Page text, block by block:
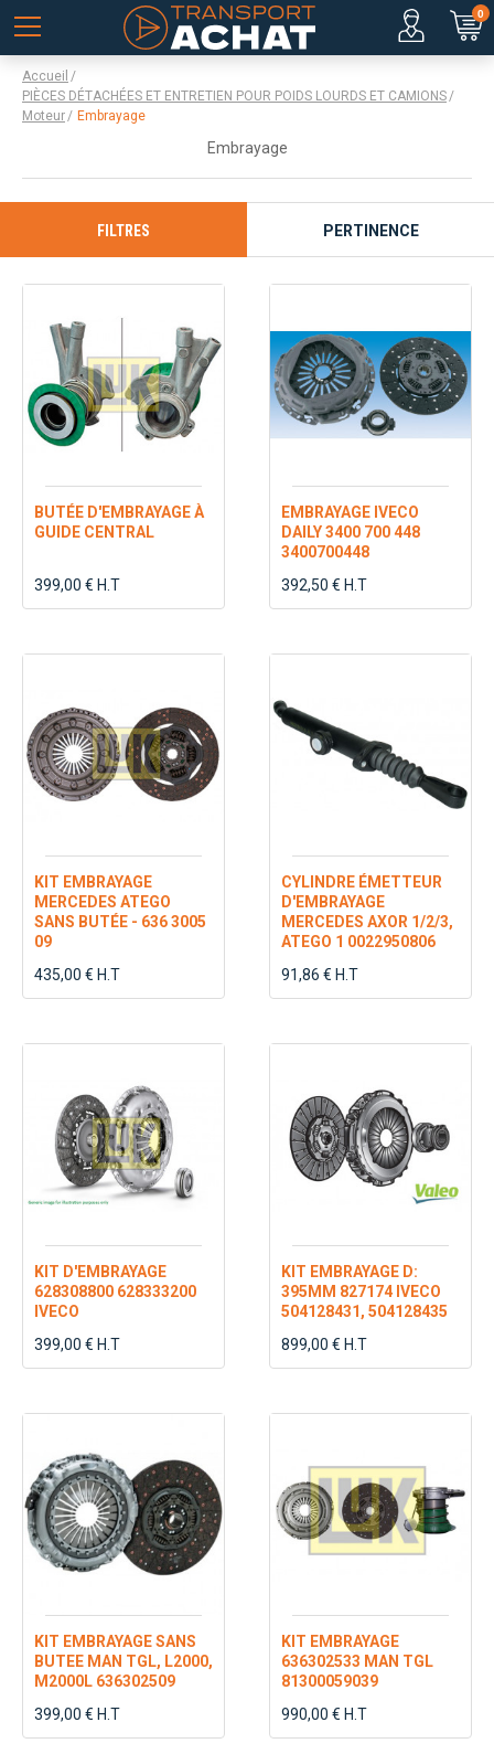
Accueil
PIÈCES DÉTACHÉES ET ENTRETIEN POUR POIDS LOURDS ET CAMIONS
Moteur
Embrayage
Embrayage
FILTRES PERTINENCE
BUTÉE D'EMBRAYAGE À
GUIDE CENTRAL
399,00 € H.T
EMBRAYAGE IVECO
DAILY 3400 700 448
3400700448
392,50 € H.T
KIT EMBRAYAGE
MERCEDES ATEGO
SANS BUTÉE - 636 3005
09
435,00 € H.T
CYLINDRE ÉMETTEUR
D'EMBRAYAGE
MERCEDES AXOR 1/2/3,
ATEGO 1 0022950806
91,86 € H.T
KIT D'EMBRAYAGE
628308800 628333200
IVECO
399,00 € H.T
KIT EMBRAYAGE D:
395MM 827174 IVECO
504128431, 504128435
899,00 € H.T
KIT EMBRAYAGE SANS
BUTEE MAN TGL, L2000,
M2000L 636302509
399,00 € H.T
KIT EMBRAYAGE
636302533 MAN TGL
81300059039
990,00 € H.T
0